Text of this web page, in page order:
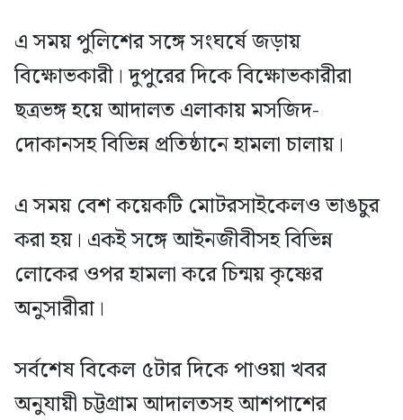
এ সময় পুলিশের সঙ্গে সংঘর্ষে জড়ায়
বিক্ষোভকারী। দুপুরের দিকে বিক্ষোভকারীরা
ছত্রভঙ্গ হয়ে আদালত এলাকায় মসজিদ-
দোকানসহ বিভিন্ন প্রতিষ্ঠানে হামলা চালায়।
এ সময় বেশ কয়েকটি মোটরসাইকেলও ভাঙচুর
করা হয়। একই সঙ্গে আইনজীবীসহ বিভিন্ন
লোকের ওপর হামলা করে চিন্ময় কৃষ্ণের
অনুসারীরা।
সর্বশেষ বিকেল ৫টার দিকে পাওয়া খবর
অনুযায়ী চট্টগ্রাম আদালতসহ আশপাশের